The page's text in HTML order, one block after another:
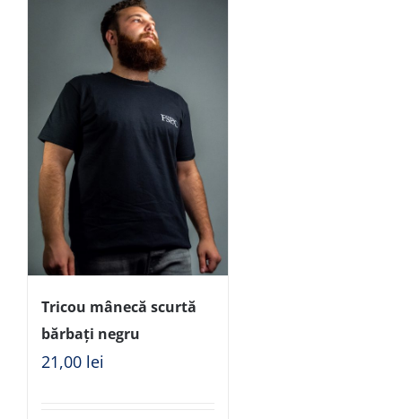
Tricou mânecă scurtă
bărbați negru
21,00 lei